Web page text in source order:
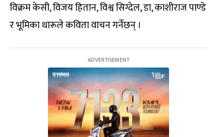
विक्रम केसी, विजय हितान, विश्व सिग्देल, डा, काशीराज पाण्डे
र भूमिका थारूले कविता वाचन गर्नेछन् ।